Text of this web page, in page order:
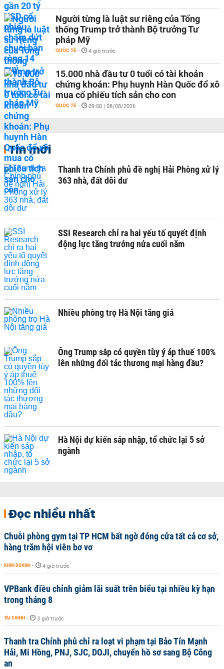
Người từng là luật sư riêng của Tổng
thống Trump trở thành Bộ trưởng Tư
pháp Mỹ
QUỐC TẾ - 4 giờ trước
15.000 nhà đầu tư 0 tuổi có tài khoản
chứng khoán: Phụ huynh Hàn Quốc đổ xô
mua cổ phiếu tích sản cho con
QUỐC TẾ - 09:00 | 08/08/2026
Tin mới
Thanh tra Chính phủ đề nghị Hải Phòng xử lý
363 nhà, đất dôi dư
SSI Research chỉ ra hai yếu tố quyết định
động lực tăng trưởng nửa cuối năm
Nhiều phòng trọ Hà Nội tăng giá
Ông Trump sắp có quyền tùy ý áp thuế 100%
lên những đối tác thương mại hàng đầu?
Hà Nội dự kiến sáp nhập, tổ chức lại 5 sở
ngành
Đọc nhiều nhất
Chuỗi phòng gym tại TP HCM bất ngờ đóng cửa tất cả cơ sở,
hàng trăm hội viên bơ vơ
KINH DOANH - 4 giờ trước
VPBank điều chỉnh giảm lãi suất trên biểu tại nhiều kỳ hạn
trong tháng 8
TÀI CHÍNH - 3 giờ trước
Thanh tra Chính phủ chỉ ra loạt vi phạm tại Bảo Tín Mạnh
Hải, Mi Hồng, PNJ, SJC, DOJI, chuyển hồ sơ sang Bộ Công
an